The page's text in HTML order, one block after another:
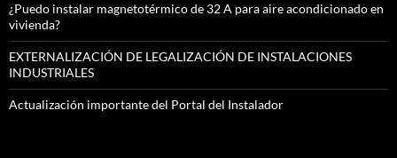
¿Puedo instalar magnetotérmico de 32 A para aire acondicionado en
vivienda?
EXTERNALIZACIÓN DE LEGALIZACIÓN DE INSTALACIONES
INDUSTRIALES
Actualización importante del Portal del Instalador